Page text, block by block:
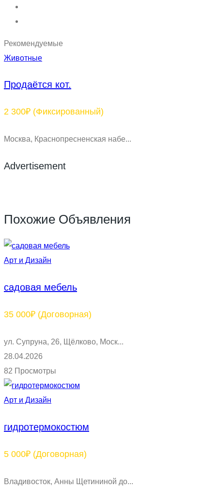
Рекомендуемые
Животные
Продаётся кот.
2 300₽ (Фиксированный)
Москва, Краснопресненская набе...
Advertisement
Похожие Объявления
Арт и Дизайн
садовая мебель
35 000₽ (Договорная)
ул. Супруна, 26, Щёлково, Моск...
28.04.2026
82 Просмотры
Арт и Дизайн
гидротермокостюм
5 000₽ (Договорная)
Владивосток, Анны Щетининой до...